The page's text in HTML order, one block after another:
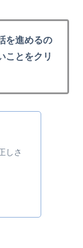
を進めるの
ことをクリ
しさ